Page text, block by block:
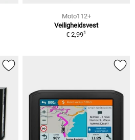
Moto112+
Veiligheidsvest
€ 2,991